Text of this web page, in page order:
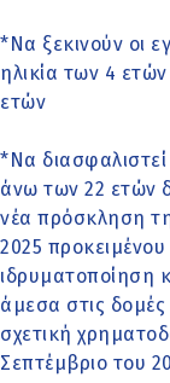
*Να ξεκινούν οι
ηλικία των 4
ετών
*Να
άνω των 22 ετών
νέα πρόσκληση
2025
ιδρυματοποίηση
άμεσα στις
σχετική
Σεπτέμβριο του